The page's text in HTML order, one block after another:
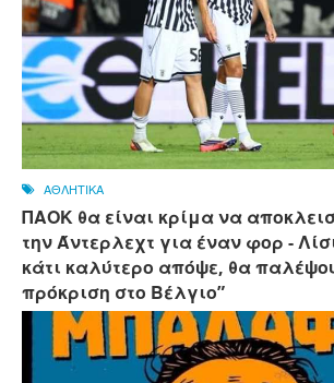
ΑΘΛΗΤΙΚΑ
ΠΑΟΚ θα είναι κρίμα να
την Άντερλεχτ για έναν φορ -
κάτι καλύτερο απόψε, θα
πρόκριση στο Βέλγιο”